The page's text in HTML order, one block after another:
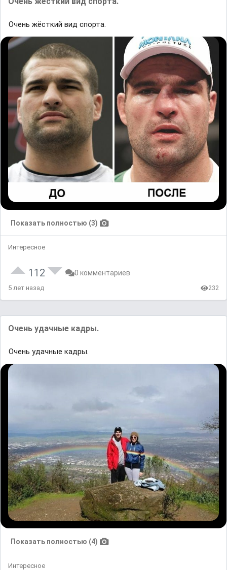
Очень жёсткий вид спорта.
Показать полностью (3)
Интересное
112 0 комментариев
5 лет назад 232
Очень удачные кадры.
Очень удачные кадры.
Показать полностью (4)
Интересное